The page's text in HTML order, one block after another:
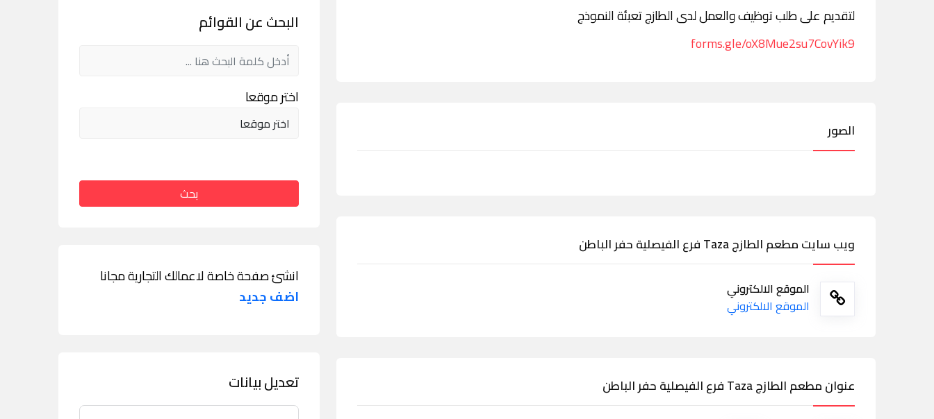
لتقديم على طلب توظيف والعمل لدى الطازج تعبئة النموذج
forms.gle/oX8Mue2su7CovYik9
الصور
ويب سايت مطعم الطازج Taza فرع الفيصلية حفر الباطن
الموقع الالكتروني
الموقع الالكتروني
عنوان مطعم الطازج Taza فرع الفيصلية حفر الباطن
البحث عن القوائم
اختر موقعا
بحث
انشئ صفحة خاصة لاعمالك التجارية مجانا
اضف جديد
تعديل بيانات